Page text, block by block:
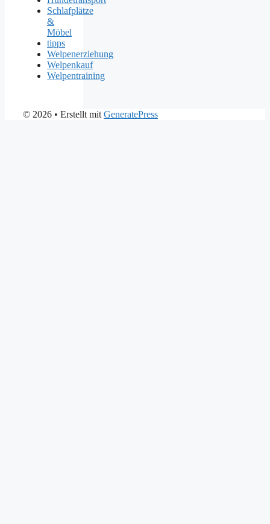
Schlafplätze
&
Möbel
tipps
Welpenerziehung
Welpenkauf
Welpentraining
© 2026 • Erstellt mit GeneratePress